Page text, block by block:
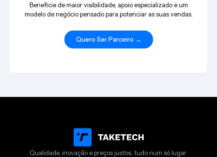
Beneficie de maior visibilidade, apoio especializado e um
modelo de negócio pensado para potenciar as suas vendas.
Quero Ser Parceiro →
Qualidade, inovação e preços justos, tudo num só lugar